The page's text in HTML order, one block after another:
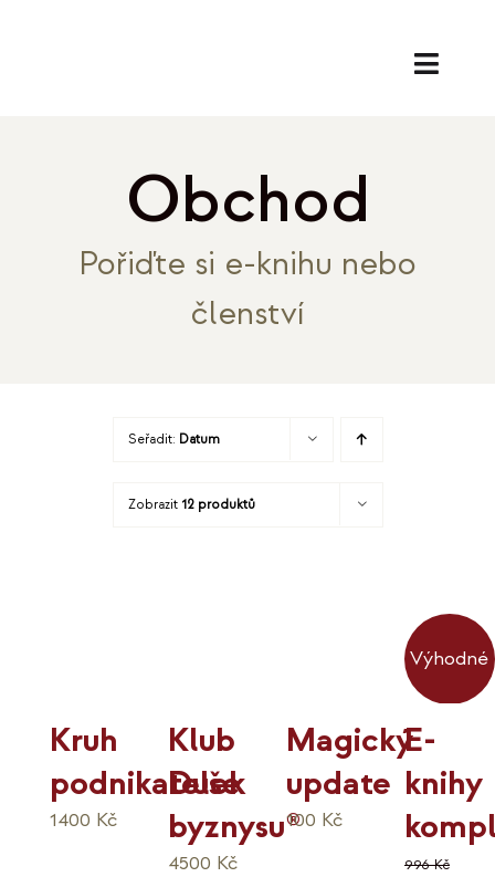
Obchod
Pořiďte si e-knihu nebo
členství
Seřadit: Datum
Zobrazit 12 produktů
Kruh
podnikatelek
1400 Kč
Klub
Duše
byznysu®
4500 Kč
Magický
update
100 Kč
Výhodné
E-
knihy
996Kč